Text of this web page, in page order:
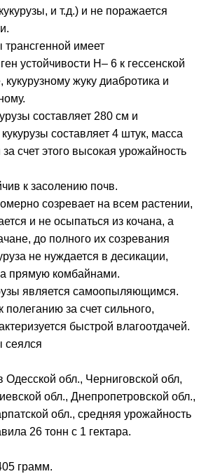
и т.д.) и не поражается
трансгенной имеет
устойчивости H– 6 к гессенской
жуку диабротика и
составляет 280 см и
составляет 4 штук, масса
счет этого высокая урожайность
к засолению почв.
созревает на всем растении,
и не осыпаться из кочана, а
до полного их созревания
не нуждается в десикации,
прямую комбайнами.
является самоопыляющимся.
полеганию за счет сильного,
быстрой влагоотдачей.
сеялся
Одесской обл., Черниговской обл,
обл., Днепропетровской обл.,
обл., средняя урожайность
26 тонн с 1 гектара.
грамм.